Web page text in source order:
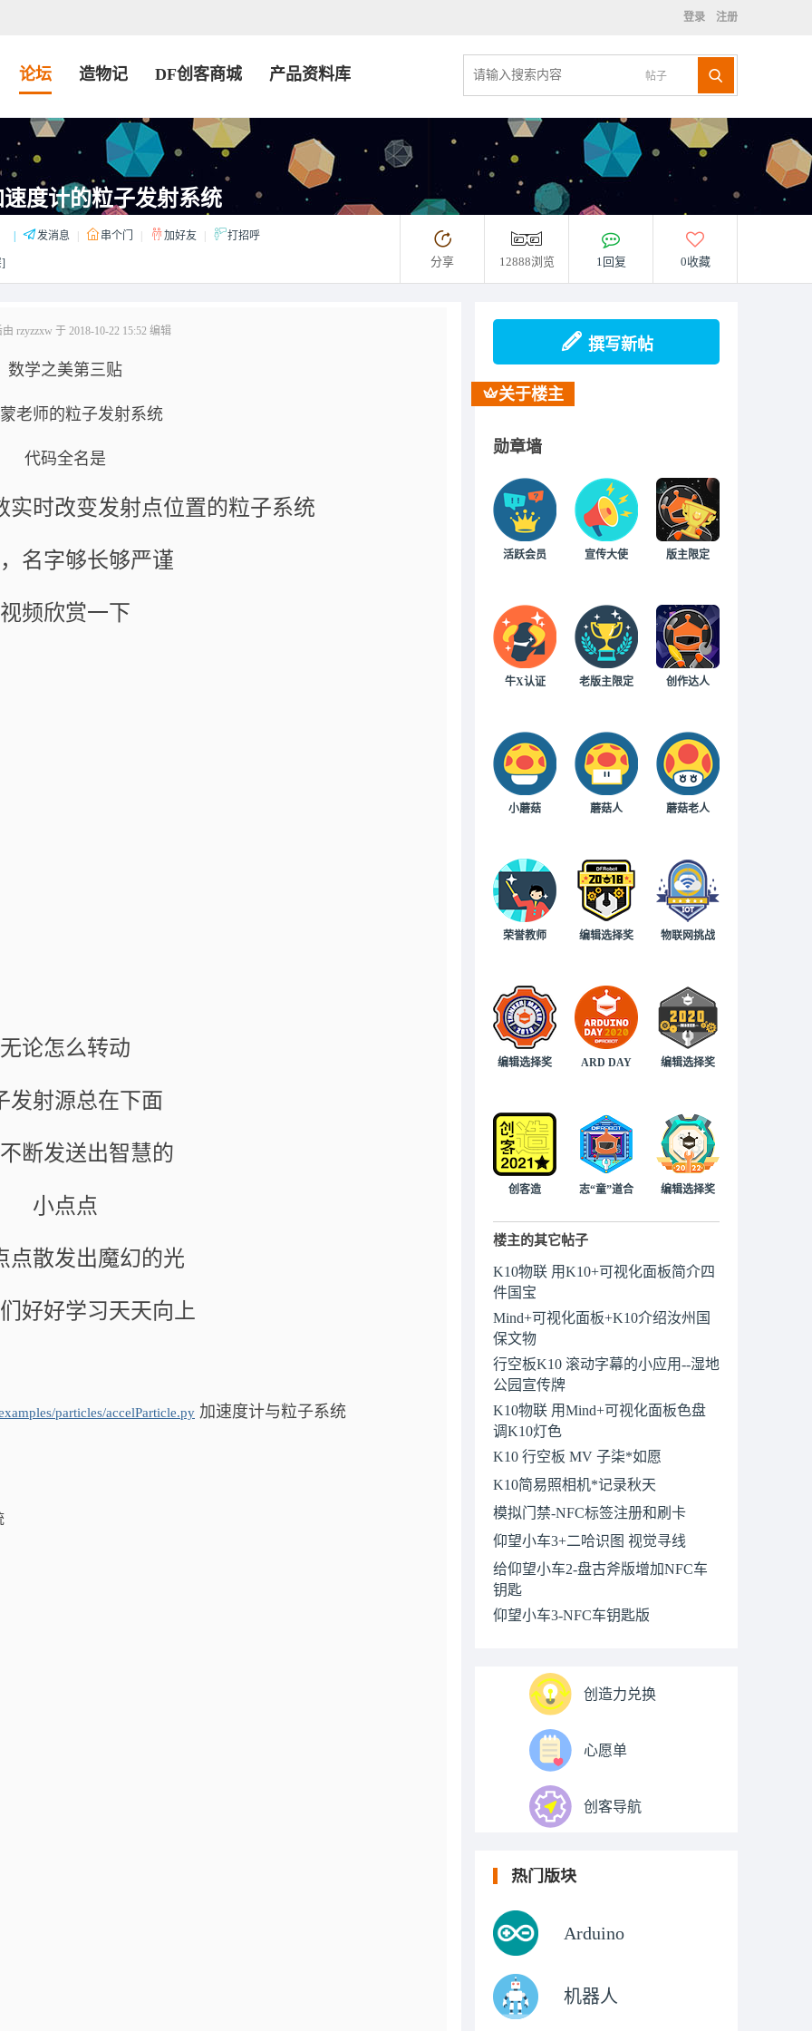
登录 注册
帖子
论坛 造物记 DF创客商城 产品资料库
度计的粒子发射系统
发消息 串个门 加好友 打招呼
分享 12888浏览 1回复 0收藏
rzyzzxw 于 2018-10-22 15:52 编辑
数学之美第三贴
老师的粒子发射系统
代码全名是
实时改变发射点位置的粒子系统
名字够长够严谨
视频欣赏一下
无论怎么转动
发射源总在下面
断发送出智慧的
小点点
点散发出魔幻的光
好好学习天天向上
particles/accelParticle.py 加速度计与粒子系统
撰写新帖
关于楼主
勋章墙
活跃会员 宣传大使 版主限定
牛X认证 老版主限定 创作达人
小蘑菇 蘑菇人 蘑菇老人
荣誉教师 编辑选择奖 物联网挑战
编辑选择奖 ARD DAY 编辑选择奖
创客造 志“童”道合 编辑选择奖
楼主的其它帖子
K10物联 用K10+可视化面板简介四
件国宝
Mind+可视化面板+K10介绍汝州国
保文物
行空板K10 滚动字幕的小应用--湿地
公园宣传牌
K10物联 用Mind+可视化面板色盘
调K10灯色
K10 行空板 MV 子柒*如愿
K10简易照相机*记录秋天
模拟门禁-NFC标签注册和刷卡
仰望小车3+二哈识图 视觉寻线
给仰望小车2-盘古斧版增加NFC车
钥匙
仰望小车3-NFC车钥匙版
创造力兑换
心愿单
创客导航
热门版块
Arduino
机器人